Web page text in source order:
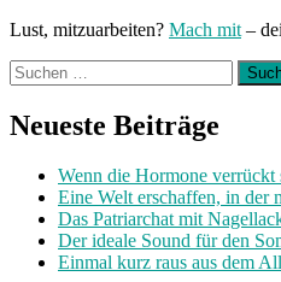
Lust, mitzuarbeiten? Mach mit –
Suchen
nach:
Neueste Beiträge
Wenn die Hormone verrückt
Eine Welt erschaffen, in der
Das Patriarchat mit
Der ideale Sound für den
Einmal kurz raus aus dem